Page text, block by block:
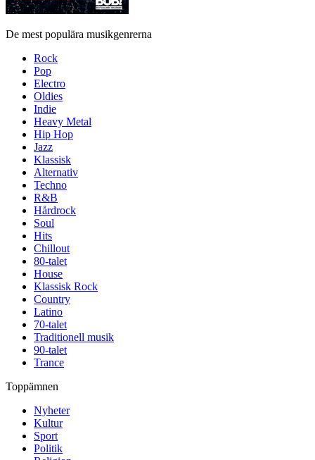
De mest populära musikgenrerna
Rock
Pop
Electro
Oldies
Indie
Heavy Metal
Hip Hop
Jazz
Klassisk
Alternativ
Techno
R&B
Hårdrock
Soul
Hits
Chillout
80-talet
House
Klassisk Rock
Country
Latino
70-talet
Traditionell musik
90-talet
Trance
Toppämnen
Nyheter
Kultur
Sport
Politik